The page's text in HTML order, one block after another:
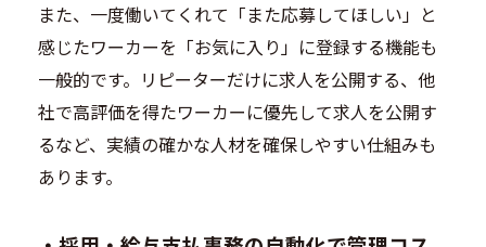
また、一度働いてくれて「また応募してほしい」と
感じたワーカーを「お気に入り」に登録する機能も
一般的です。リピーターだけに求人を公開する、他
社で高評価を得たワーカーに優先して求人を公開す
るなど、実績の確かな人材を確保しやすい仕組みも
あります。